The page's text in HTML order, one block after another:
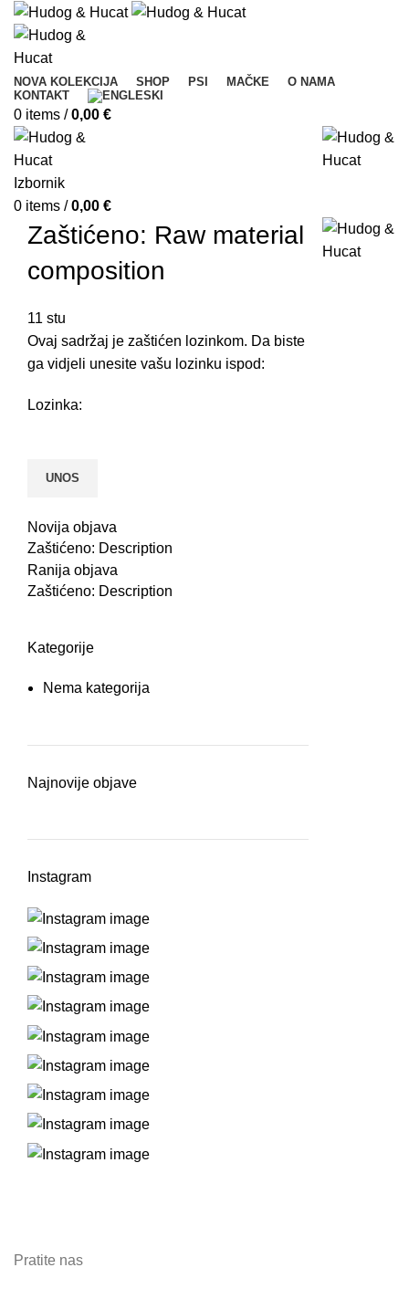
NOVA KOLEKCIJA SHOP PSI MAČKE
O NAMA
KONTAKT
0 items / 0,00 €
Izbornik
0 items / 0,00 €
Zaštićeno: Raw material
composition
11 stu
Ovaj sadržaj je zaštićen lozinkom. Da biste
ga vidjeli unesite vašu lozinku ispod:
Lozinka:
Novija objava
Zaštićeno: Description
Ranija objava
Zaštićeno: Description
Kategorije
Nema kategorija
Najnovije objave
Instagram
Pratite nas